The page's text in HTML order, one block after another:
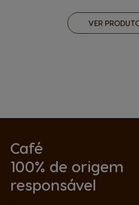
VER
Café
100% de origem
responsável